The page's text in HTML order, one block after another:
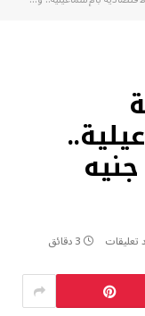
وظائف براتب 7000 جنيه
تعليقات 3 دقائق